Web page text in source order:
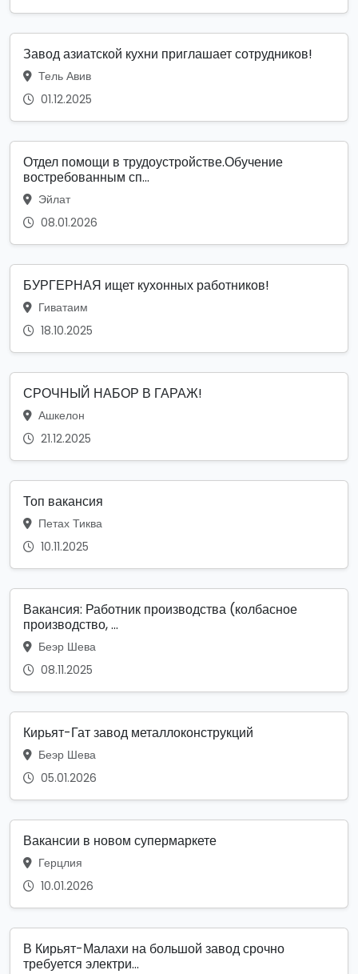
Завод азиатской кухни приглашает сотрудников!
Тель Авив
01.12.2025
Отдел помощи в трудоустройстве.Обучение
востребованным сп...
Эйлат
08.01.2026
БУРГЕРНАЯ ищет кухонных работников!
Гиватаим
18.10.2025
СРОЧНЫЙ НАБОР В ГАРАЖ!
Ашкелон
21.12.2025
Топ вакансия
Петах Тиква
10.11.2025
Вакансия: Работник производства (колбасное
производство, ...
Беэр Шева
08.11.2025
Кирьят-Гат завод металлоконструкций
Беэр Шева
05.01.2026
Вакансии в новом супермаркете
Герцлия
10.01.2026
В Кирьят-Малахи на большой завод срочно
требуется электри...